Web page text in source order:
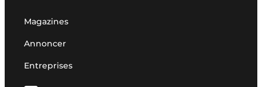
Magazines
Annoncer
Entreprises